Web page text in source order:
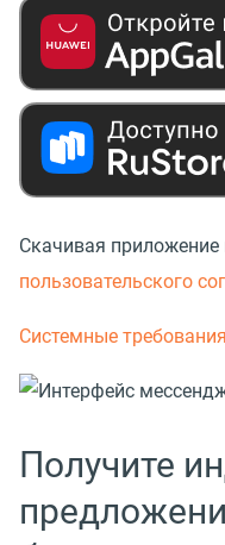
Скачивая
пользовательского
Системные
Получите